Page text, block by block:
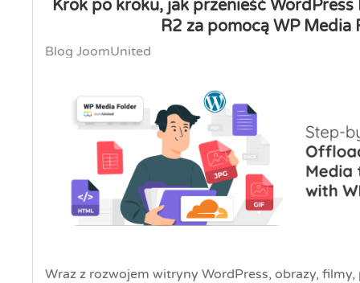
Krok po kroku, jak przenieść
R2 za pomocą WP Media
Blog JoomUnited
Wraz z rozwojem witryny WordPress, obrazy,